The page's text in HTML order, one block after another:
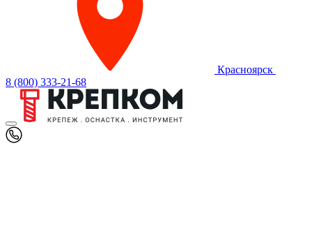
Красноярск
8 (800) 333-21-68